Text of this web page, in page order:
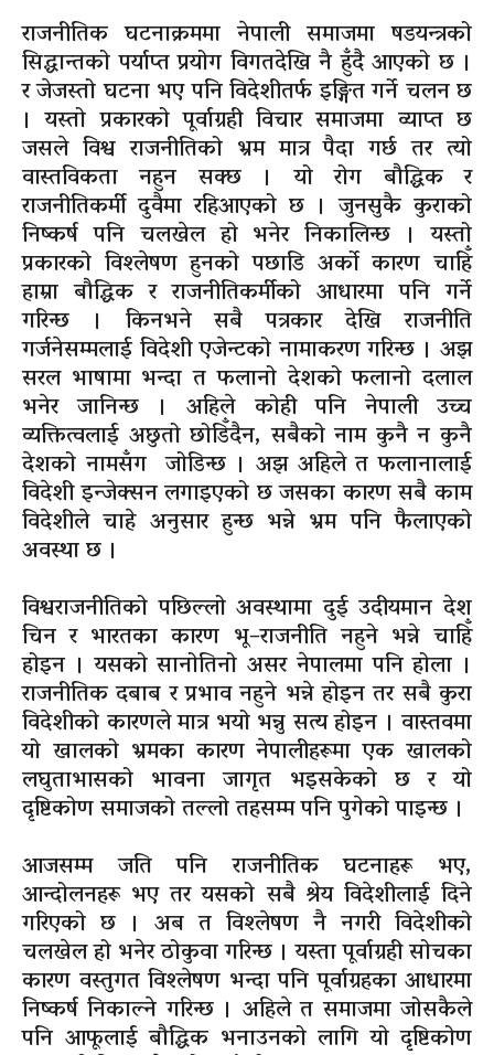
राजनीतिक घटनाक्रममा नेपाली समाजमा षडयन्त्रको
सिद्धान्तको पर्याप्त प्रयोग विगतदेखि नै हुँदै आएको छ ।
र जेजस्तो घटना भए पनि विदेशीतर्फ इङ्गित गर्ने चलन छ
। यस्तो प्रकारको पूर्वाग्रही विचार समाजमा व्याप्त छ
जसले विश्व राजनीतिको भ्रम मात्र पैदा गर्छ तर त्यो
वास्तविकता नहुन सक्छ । यो रोग बौद्धिक र
राजनीतिकर्मी दुवैमा रहिआएको छ । जुनसुकै कुराको
निष्कर्ष पनि चलखेल हो भनेर निकालिन्छ । यस्तो
प्रकारको विश्लेषण हुनको पछाडि अर्को कारण चाहिँ
हाम्रा बौद्धिक र राजनीतिकर्मीको आधारमा पनि गर्ने
गरिन्छ । किनभने सबै पत्रकार देखि राजनीति
गर्जनेसम्मलाई विदेशी एजेन्टको नामाकरण गरिन्छ । अझ
सरल भाषामा भन्दा त फलानो देशको फलानो दलाल
भनेर जानिन्छ । अहिले कोही पनि नेपाली उच्च
व्यक्तित्वलाई अछुतो छोडिँदैन, सबैको नाम कुनै न कुनै
देशको नामसँग जोडिन्छ । अझ अहिले त फलानालाई
विदेशी इन्जेक्सन लगाइएको छ जसका कारण सबै काम
विदेशीले चाहे अनुसार हुन्छ भन्ने भ्रम पनि फैलाएको
अवस्था छ ।
विश्वराजनीतिको पछिल्लो अवस्थामा दुई उदीयमान देश
चिन र भारतका कारण भू–राजनीति नहुने भन्ने चाहिँ
होइन । यसको सानोतिनो असर नेपालमा पनि होला ।
राजनीतिक दबाब र प्रभाव नहुने भन्ने होइन तर सबै कुरा
विदेशीको कारणले मात्र भयो भन्नु सत्य होइन । वास्तवमा
यो खालको भ्रमका कारण नेपालीहरूमा एक खालको
लघुताभासको भावना जागृत भइसकेको छ र यो
दृष्टिकोण समाजको तल्लो तहसम्म पनि पुगेको पाइन्छ ।
आजसम्म जति पनि राजनीतिक घटनाहरू भए,
आन्दोलनहरू भए तर यसको सबै श्रेय विदेशीलाई दिने
गरिएको छ । अब त विश्लेषण नै नगरी विदेशीको
चलखेल हो भनेर ठोकुवा गरिन्छ । यस्ता पूर्वाग्रही सोचका
कारण वस्तुगत विश्लेषण भन्दा पनि पूर्वाग्रहका आधारमा
निष्कर्ष निकाल्ने गरिन्छ । अहिले त समाजमा जोसकैले
पनि आफूलाई बौद्धिक भनाउनको लागि यो दृष्टिकोण